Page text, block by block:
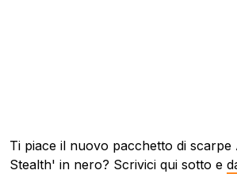
Ti piace il nuovo pacchetto di scarpe
Stealth' in nero? Scrivici qui sotto e